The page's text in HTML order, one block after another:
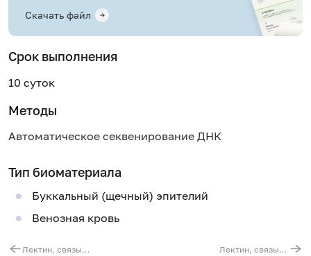
Скачать файл
Срок выполнения
10 суток
Методы
Автоматическое секвенирование ДНК
Тип биоматериала
Буккальный (щечный) эпителий
Венозная кровь
Лектин, связывающий маннозу (MBL2). Выявление мутации G(-221)C (регуляторная область гена) Лектин, связывающий маннозу (MBL2). Выявление мутации C154T (Arg52Cys)